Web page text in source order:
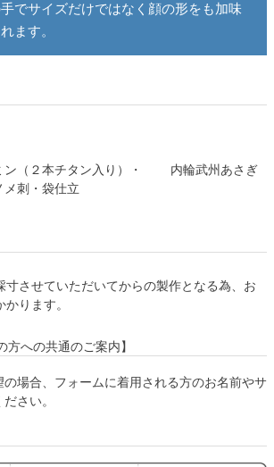
でサイズだけではなく顔の形をも加味
ます。
ン（２本チタン入り）・ 内輪武州あさぎ
メ刺・袋仕立
寸させていただいてからの製作となる為、お
ります。
方への共通のご案内】
の場合、フォームに着用される方のお名前やサ
さい。